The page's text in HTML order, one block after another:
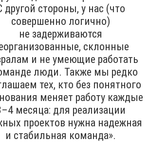
другой стороны, у нас (что
совершенно логично)
не задерживаются
склонные
и не умеющие работать
люди. Также мы редко
тех, кто без понятного
меняет работу каждые
месяца: для реализации
проектов нужна надежная
и стабильная команда».